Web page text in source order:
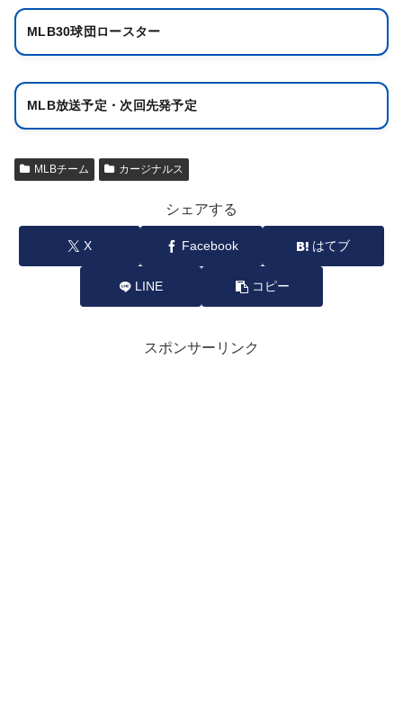
MLB30球団ロースター
MLB放送予定・次回先発予定
MLBチーム カージナルス
シェアする
X Facebook はてブ
LINE コピー
スポンサーリンク